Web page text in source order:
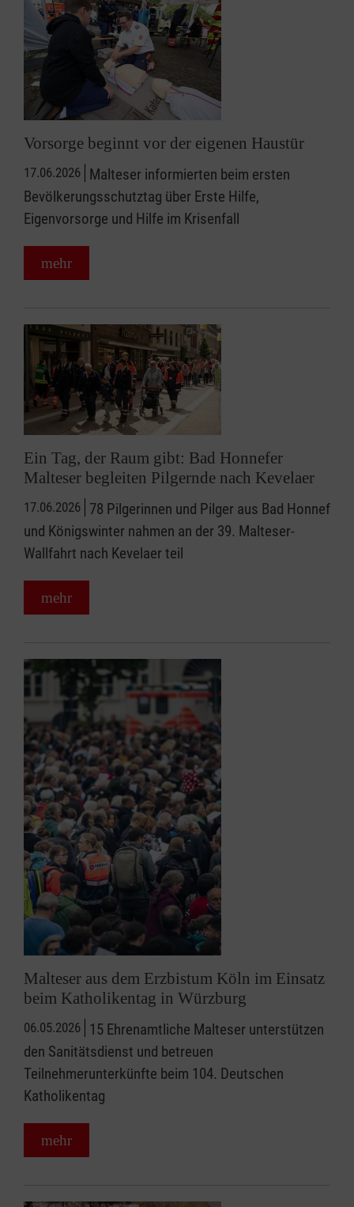
Vorsorge beginnt vor der eigenen Haustür
17.06.2026 Malteser informierten beim ersten
Bevölkerungsschutztag über Erste Hilfe,
Eigenvorsorge und Hilfe im Krisenfall
mehr
Ein Tag, der Raum gibt: Bad Honnefer
Malteser begleiten Pilgernde nach Kevelaer
17.06.2026 78 Pilgerinnen und Pilger aus Bad Honnef
und Königswinter nahmen an der 39. Malteser-
Wallfahrt nach Kevelaer teil
mehr
Malteser aus dem Erzbistum Köln im Einsatz
beim Katholikentag in Würzburg
06.05.2026 15 Ehrenamtliche Malteser unterstützen
den Sanitätsdienst und betreuen
Teilnehmerunterkünfte beim 104. Deutschen
Katholikentag
mehr